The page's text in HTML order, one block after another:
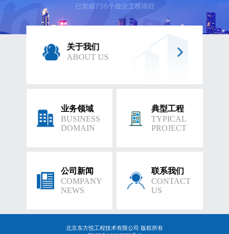
关于我们
ABOUT US
业务领域
BUSINESS
DOMAIN
典型工程
TYPICAL
PROJECT
公司新闻
COMPANY
NEWS
联系我们
CONTACT
US
北京东方悦工程技术有限公司 版权所有